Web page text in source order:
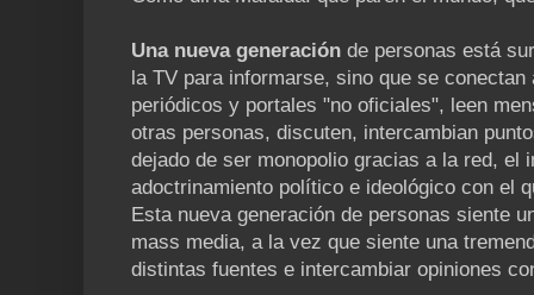
Una nueva generación de personas está
la TV para informarse, sino que se
periódicos y portales "no oficiales", leen
otras personas, discuten, intercambian
dejado de ser monopolio gracias a la red, el
adoctrinamiento político e ideológico con el
Esta nueva generación de personas siente
mass media, a la vez que siente una
distintas fuentes e intercambiar opiniones